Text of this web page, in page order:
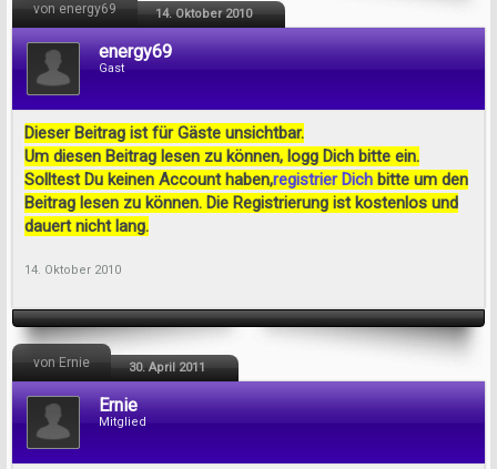
von energy69 14. Oktober 2010
energy69
Gast
Dieser Beitrag ist für Gäste unsichtbar.
Um diesen Beitrag lesen zu können, logg Dich bitte ein.
Solltest Du keinen Account haben,registrier Dich bitte um den
Beitrag lesen zu können. Die Registrierung ist kostenlos und
dauert nicht lang.
14. Oktober 2010
von Ernie 30. April 2011
Ernie
Mitglied